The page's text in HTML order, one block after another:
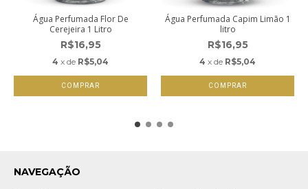
Água Perfumada Flor De
Cerejeira 1 Litro
R$16,95
4 x de R$5,04
Água Perfumada Capim Limão 1
litro
R$16,95
4 x de R$5,04
NAVEGAÇÃO